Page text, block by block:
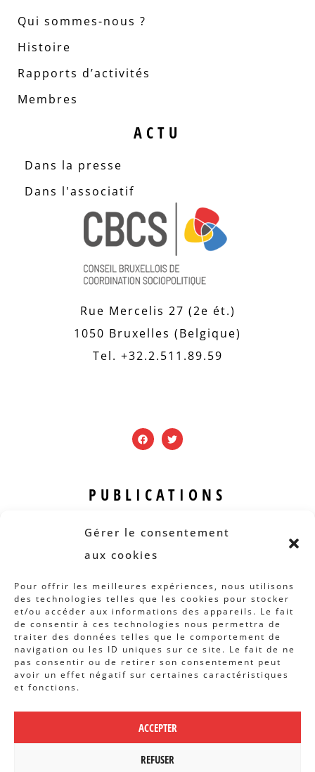
Gérer le consentement
aux cookies
Pour offrir les meilleures expériences, nous utilisons
des technologies telles que les cookies pour stocker
et/ou accéder aux informations des appareils. Le fait
de consentir à ces technologies nous permettra de
traiter des données telles que le comportement de
navigation ou les ID uniques sur ce site. Le fait de ne
pas consentir ou de retirer son consentement peut
avoir un effet négatif sur certaines caractéristiques
et fonctions.
ACCEPTER
REFUSER
Qui sommes-nous ?
Histoire
Rapports d’activités
Membres
ACTU
Dans la presse
Dans l'associatif
Rue Mercelis 27 (2e ét.)
1050 Bruxelles (Belgique)
Tel. +32.2.511.89.59
PUBLICATIONS
Revue B.I.S.
Rapports et analyses
Articles
AUTRES INFOS
Actions
Concertation
Archives
POLITIQUE DE CONFIDENTIALITÉ|
CBCS ASBL | WEBDESIGN PAR